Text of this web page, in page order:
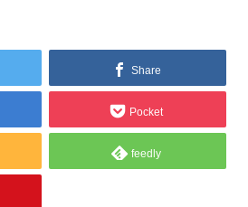
Share
Pocket
feedly